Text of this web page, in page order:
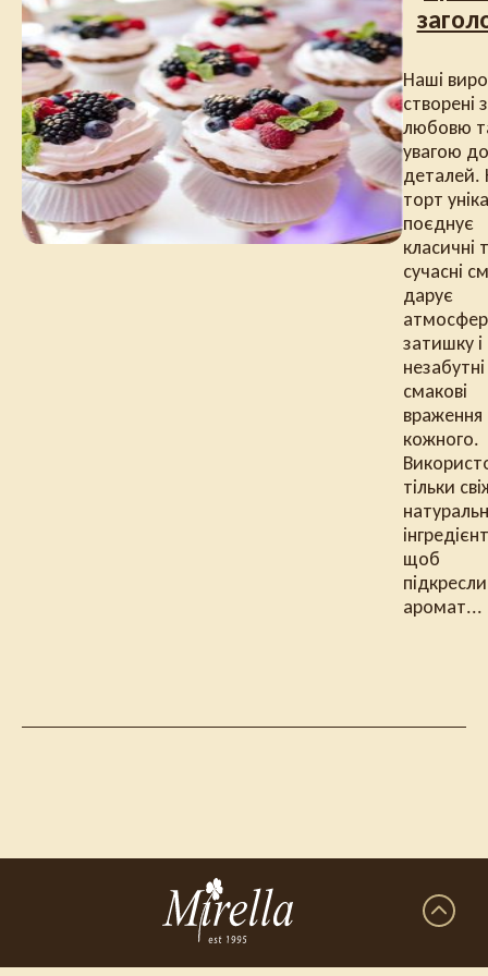
Наші
створені з
любовю
увагою до
деталей.
торт
поєднує
класичні
сучасні
дарує
затишку і
незабутні
смакові
враження
кожного.
тільки
щоб
аромат...